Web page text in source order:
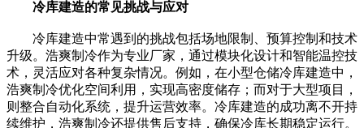
冷库建造的常见挑战与应对
冷库建造中常遇到的挑战包括场地限制、预算控制和技术
升级。浩爽制冷作为专业厂家，通过模块化设计和智能温控技
术，灵活应对各种复杂情况。例如，在小型仓储冷库建造中，
浩爽制冷优化空间利用，实现高密度储存；而对于大型项目，
则整合自动化系统，提升运营效率。冷库建造的成功离不开持
续维护，浩爽制冷还提供售后支持，确保冷库长期稳定运行。